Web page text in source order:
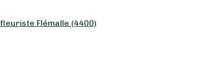
fleuriste Flémalle (4400)